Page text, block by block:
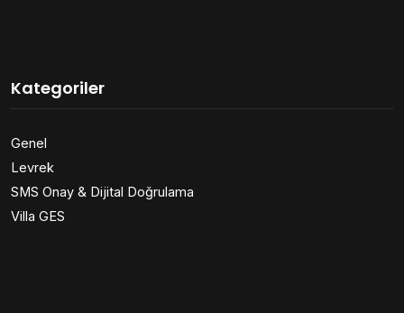
Kategoriler
Genel
Levrek
SMS Onay & Dijital Doğrulama
Villa GES